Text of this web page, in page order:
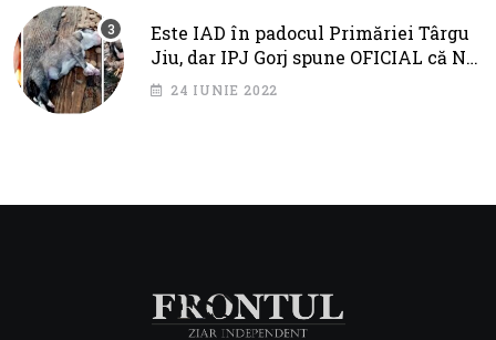
Este IAD în padocul Primăriei Târgu
Jiu, dar IPJ Gorj spune OFICIAL că NU
SUNT PROBLEME!
24 IUNIE 2022